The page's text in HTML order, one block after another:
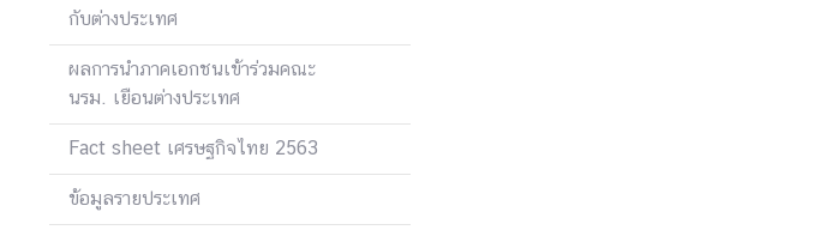
ส
คุ
ณ
ธ
กับต่างประเทศ
ผลการนำภาคเอกชนเข้าร่วมคณะ
นรม. เยือนต่างประเทศ
Fact sheet เศรษฐกิจไทย 2563
ข้อมูลรายประเทศ